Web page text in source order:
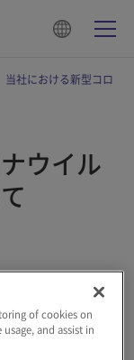
当社における新型コロ
ウイル
カ所それぞれに従
ルスに感染してい
of cookies on
and assist in